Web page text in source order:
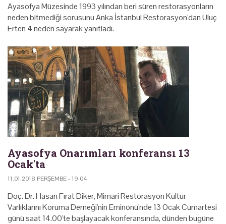
Ayasofya Müzesinde 1993 yılından beri süren restorasyonların
neden bitmediği sorusunu Anka İstanbul Restorasyon'dan Uluç
Erten 4 neden sayarak yanıtladı.
Ayasofya Onarımları konferansı 13
Ocak'ta
11.01.2018 PERŞEMBE - 19:04
Doç. Dr. Hasan Fırat Diker, Mimari Restorasyon Kültür
Varlıklarını Koruma Derneği'nin Eminönü'nde 13 Ocak Cumartesi
günü saat 14.00'te başlayacak konferansında, dünden bugüne